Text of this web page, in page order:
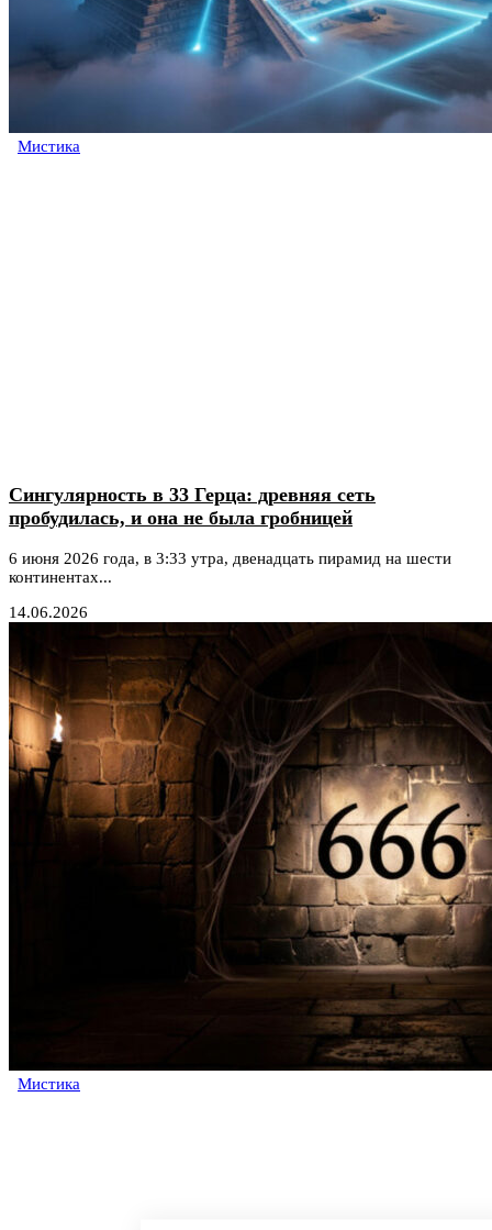
Мистика
Сингулярность в 33 Герца: древняя сеть
пробудилась, и она не была гробницей
6 июня 2026 года, в 3:33 утра, двенадцать пирамид на шести
континентах...
14.06.2026
Мистика